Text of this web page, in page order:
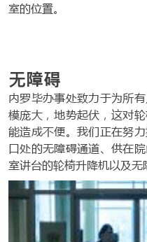
室的位置。
无障碍
内罗毕办事处致力于为所
模庞大，地势起伏，这对
能造成不便。我们正在努
口处的无障碍通道、供在
室讲台的轮椅升降机以及无